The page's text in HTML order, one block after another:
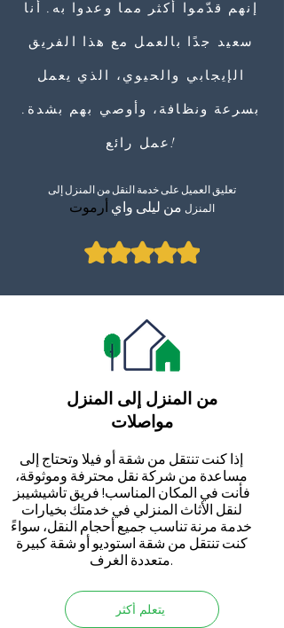
إنهم قدّموا أكثر مما وعدوا به. أنا
سعيد جدًا بالعمل مع هذا الفريق
الإيجابي والحيوي، الذي يعمل
بسرعة ونظافة، وأوصي بهم بشدة.
عمل رائع!
تعليق العميل على خدمة النقل من المنزل إلى
المنزل من ليلى واي أرموت
من المنزل إلى المنزل
مواصلات
إذا كنت تنتقل من شقة أو فيلا وتحتاج إلى
مساعدة من شركة نقل محترفة وموثوقة،
فأنت في المكان المناسب! فريق تاشيشيبز
لنقل الأثاث المنزلي في خدمتك بخيارات
خدمة مرنة تناسب جميع أحجام النقل، سواءً
كنت تنتقل من شقة استوديو أو شقة كبيرة
متعددة الغرف.
يتعلم أكثر